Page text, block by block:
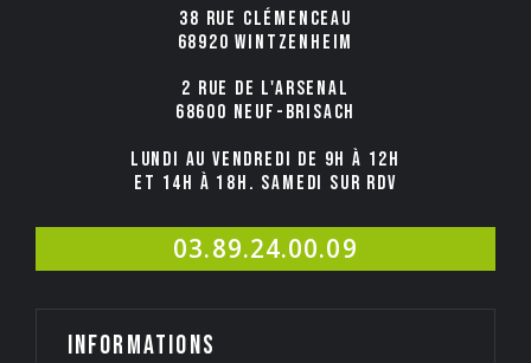
38 rue Clémenceau
68920 WINTZENHEIM
2 rue de l'Arsenal
68600 NEUF-BRISACH
Lundi au Vendredi de 9h à 12h
et 14h à 18h. Samedi sur rdv
03.89.24.00.09
Informations